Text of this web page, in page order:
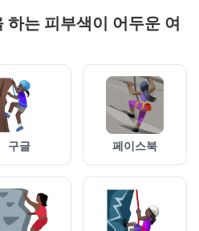
하는 피부색이 어두운 여
구글 페이스북